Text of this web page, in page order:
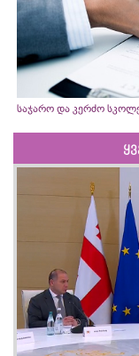
საჯარო და კერძო